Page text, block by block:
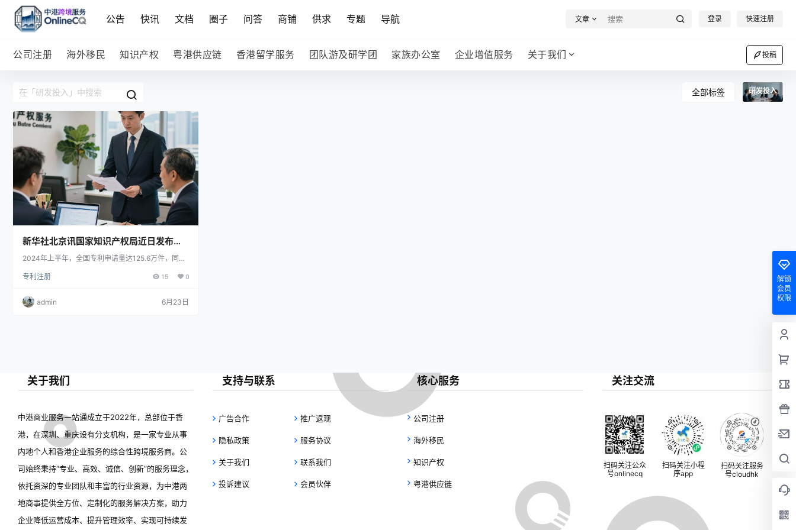
公告 快讯 文档 圈子 问答 商铺 供求 专题 导航 文章 登录 快速注册
公司注册 海外移民 知识产权 粤港供应链 香港留学服务 团队游及研学团 家族办公室 企业增值服务 关于我们 投稿
全部标签 研发投入
新华社北京讯国家知识产权局近日发布数
据显示，2024年上半年全国专利申请量同
比增长12.3%，其中发明专利占比持续提
升，显示出我国科技创新能力稳步增强。
2024年上半年，全国专利申请量达125.6万件，同比
国家科技创新支持及企业研发投入增加，研发经费支
专利审查周期缩短至18个月，并推出优先审查机制。
专家指出，专利数量增长反映科技实力提升，助力产
专利注册 15 0
admin 6月23日
解锁
会员
权限
关于我们
中港商业服务一站通成立于2022年，总部位于香
港，在深圳、重庆设有分支机构，是一家专业从事
内地个人和香港企业服务的综合性跨境服务商。公
司始终秉持“专业、高效、诚信、创新”的服务理念，
依托资深的专业团队和丰富的行业资源，为中港两
地商事提供全方位、定制化的服务解决方案，助力
企业降低运营成本、提升管理效率、实现可持续发
支持与联系
广告合作 推广返现
隐私政策 服务协议
关于我们 联系我们
投诉建议 会员伙伴
核心服务
公司注册
海外移民
知识产权
粤港供应链
关注交流
扫码关注公众
号onlinecq
扫码关注小程
序app
扫码关注服务
号cloudhk